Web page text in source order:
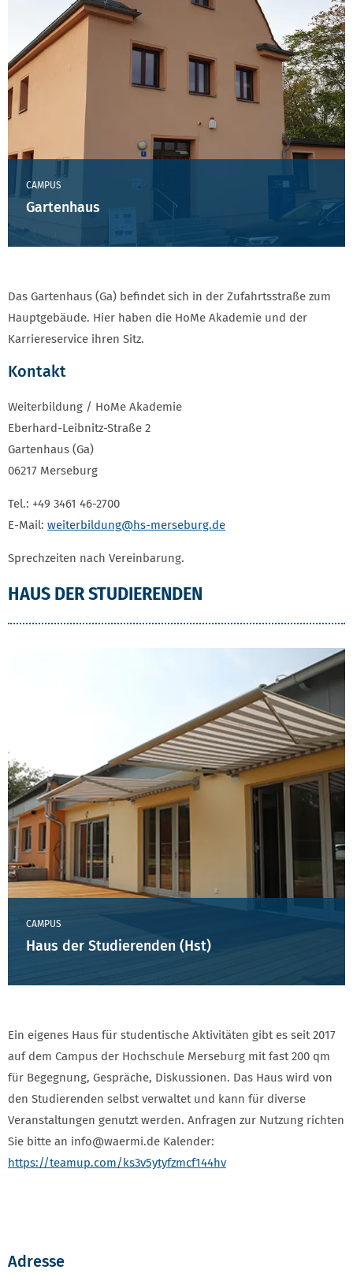
CAMPUS
Gartenhaus
Das Gartenhaus (Ga) befindet sich in der Zufahrtsstraße zum
Hauptgebäude. Hier haben die HoMe Akademie und der
Karriereservice ihren Sitz.
Kontakt
Weiterbildung / HoMe Akademie
Eberhard-Leibnitz-Straße 2
Gartenhaus (Ga)
06217 Merseburg
Tel.: +49 3461 46-2700
E-Mail: weiterbildung@hs-merseburg.de
Sprechzeiten nach Vereinbarung.
HAUS DER STUDIERENDEN
CAMPUS
Haus der Studierenden (Hst)
Ein eigenes Haus für studentische Aktivitäten gibt es seit 2017
auf dem Campus der Hochschule Merseburg mit fast 200 qm
für Begegnung, Gespräche, Diskussionen. Das Haus wird von
den Studierenden selbst verwaltet und kann für diverse
Veranstaltungen genutzt werden. Anfragen zur Nutzung richten
Sie bitte an info@waermi.de Kalender:
https://teamup.com/ks3v5ytyfzmcf144hv
Adresse